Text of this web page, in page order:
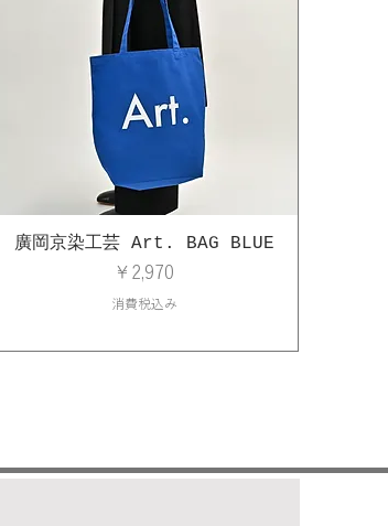
廣岡京染工芸 Art. BAG BLUE
価格
￥2,970
消費税込み